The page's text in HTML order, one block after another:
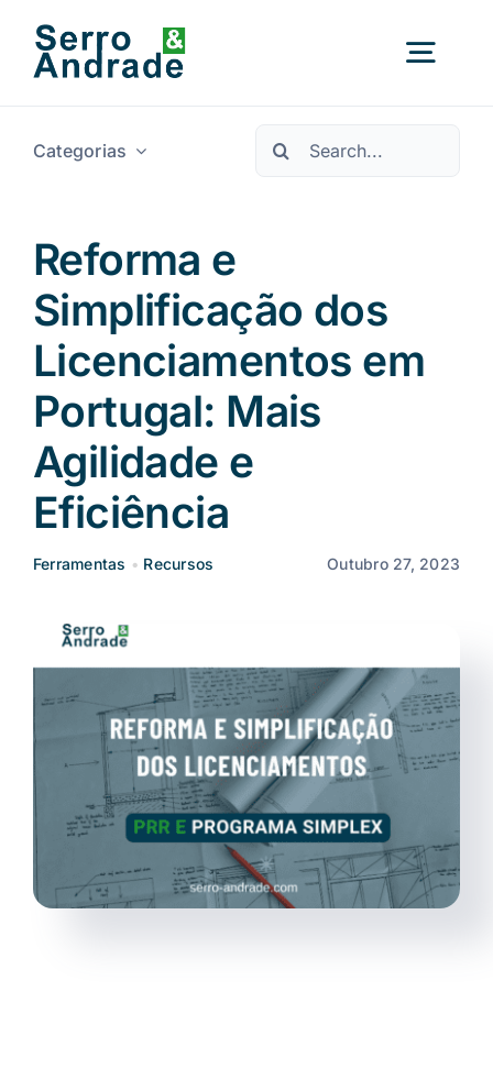
para
Áreas
Recursos Novo
Sobre Nós
Categorias
Procurar
por:
Reforma e
Simplificação dos
Licenciamentos em
Portugal: Mais
Agilidade e
Eficiência
Ferramentas • Recursos Outubro 27, 2023